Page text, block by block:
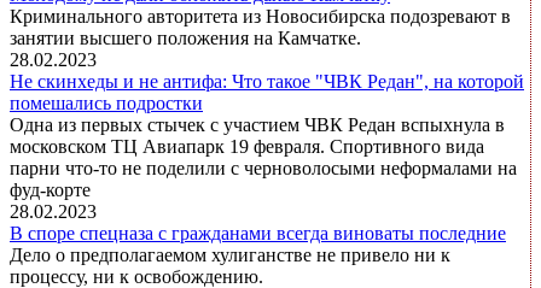
Криминального авторитета из Новосибирска подозревают в
занятии высшего положения на Камчатке.
28.02.2023
Не скинхеды и не антифа: Что такое "ЧВК Редан", на которой
помешались подростки
Одна из первых стычек с участием ЧВК Редан вспыхнула в
московском ТЦ Авиапарк 19 февраля. Спортивного вида
парни что-то не поделили с черноволосыми неформалами на
фуд-корте
28.02.2023
В споре спецназа с гражданами всегда виноваты последние
Дело о предполагаемом хулиганстве не привело ни к
процессу, ни к освобождению.